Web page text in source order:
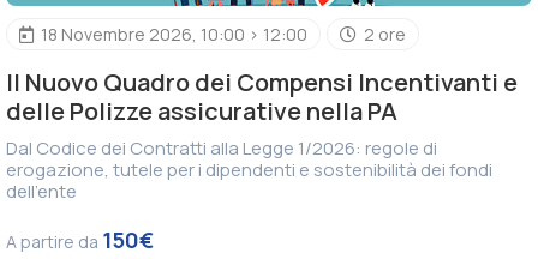
18 Novembre 2026, 10:00 > 12:00 2 ore
Il Nuovo Quadro dei Compensi Incentivanti e
delle Polizze assicurative nella PA
Dal Codice dei Contratti alla Legge 1/2026: regole di
erogazione, tutele per i dipendenti e sostenibilità dei fondi
dell'ente
A partire da 150€